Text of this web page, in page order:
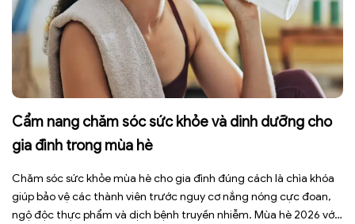
Cẩm nang chăm sóc sức khỏe và dinh dưỡng cho
gia đình trong mùa hè
Chăm sóc sức khỏe mùa hè cho gia đình đúng cách là chìa khóa
giúp bảo vệ các thành viên trước nguy cơ nắng nóng cực đoan,
ngộ độc thực phẩm và dịch bệnh truyền nhiễm. Mùa hè 2026 với